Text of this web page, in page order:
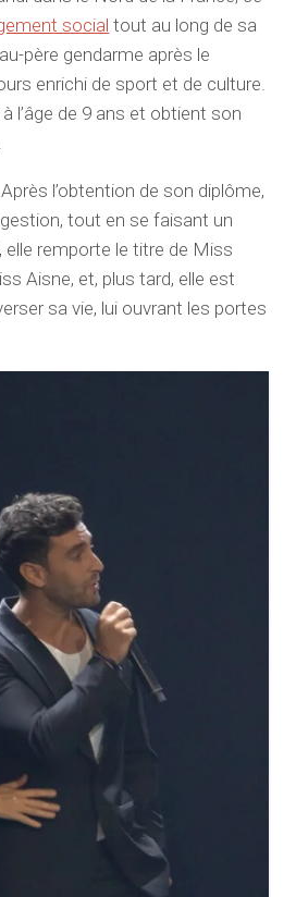
social tout au long de sa
père gendarme après le
enrichi de sport et de culture.
l’âge de 9 ans et obtient son
l’obtention de son diplôme,
tout en se faisant un
elle remporte le titre de Miss
Aisne, et, plus tard, elle est
sa vie, lui ouvrant les portes